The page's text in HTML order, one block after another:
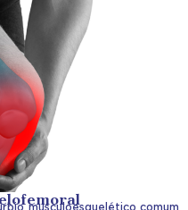
musculoesquelético comum